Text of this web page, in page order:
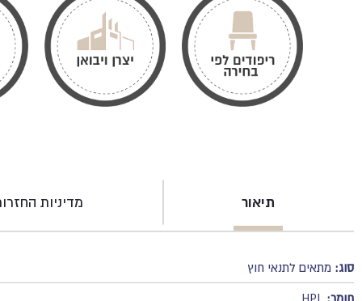
תיאור מדיניות
סוג: מתאים לתנאי חוץ
חומר: